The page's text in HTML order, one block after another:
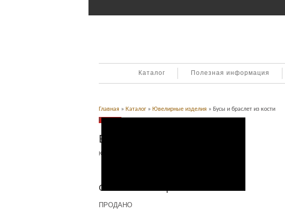
Каталог Полезная информация
Главная » Каталог » Ювелирные изделия » Бусы и браслет из кости
Продано
Бусы и браслет из кости
Категория:
Описание товара
ПРОДАНО